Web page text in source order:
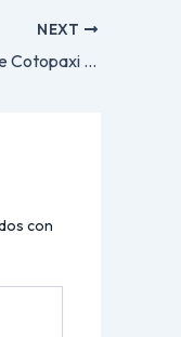
NEXT
La Universidad Técnica de Cotopaxi se une a la élite de la ciencia en español tras firmar alianza con Dialnet Global
con